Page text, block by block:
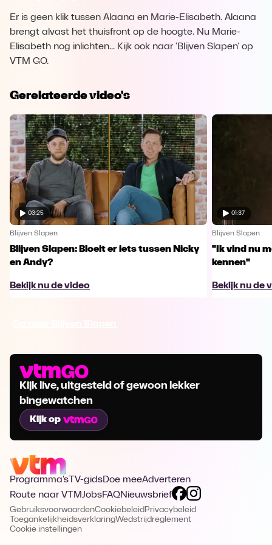
Er is geen klik tussen Alaana en Marie-Elisabeth. Alaana
brengt alvast het thuisfront op de hoogte. Nu Marie-
Elisabeth nog inlichten... Kijk ook naar 'Blijven Slapen' op
VTM GO.
Gerelateerde video's
03:25
Blijven Slapen
Blijven Slapen: Bloeit er iets tussen Nicky
en Andy?
Bekijk nu de video
01:37
Blijven Slapen
"Ik vind nu
kennen"
Bekijk nu de
Kijk live, uitgesteld of gewoon lekker
bingewatchen
Kijk op
Programma's TV-gidsDoe meeAdverteren
Route naar VTMJobsFAQNieuwsbrief
GebruiksvoorwaardenCookiebeleid Privacybeleid
ToegankelijkheidsverklaringWedstrijdreglement
Cookie instellingen